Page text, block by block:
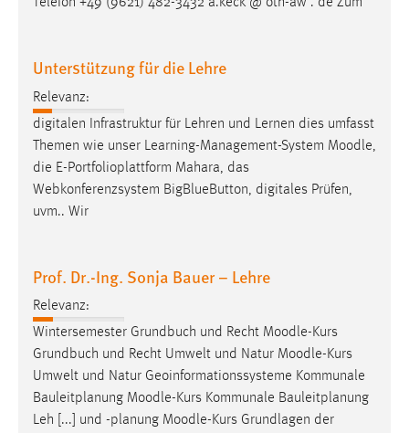
Unterstützung für die Lehre
Relevanz:
digitalen Infrastruktur für Lehren und Lernen dies umfasst
Themen wie unser Learning-Management-System Moodle,
die E-Portfolioplattform Mahara, das
Webkonferenzsystem BigBlueButton, digitales Prüfen,
uvm.. Wir
Prof. Dr.-Ing. Sonja Bauer – Lehre
Relevanz:
Wintersemester Grundbuch und Recht Moodle-Kurs
Grundbuch und Recht Umwelt und Natur Moodle-Kurs
Umwelt und Natur Geoinformationssysteme Kommunale
Bauleitplanung Moodle-Kurs Kommunale Bauleitplanung
Leh [...] und -planung Moodle-Kurs Grundlagen der